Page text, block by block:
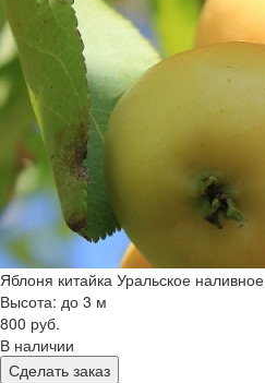
Яблоня китайка Уральское наливное
Высота: до 3 м
800 руб.
В наличии
Сделать заказ